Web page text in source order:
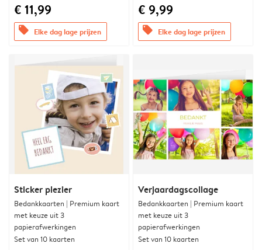
€ 11,99
offers Elke dag lage prijzen
€ 9,99
offers Elke dag lage prijzen
Sticker plezier
Bedankkaarten | Premium kaart
met keuze uit 3
papierafwerkingen
Set van 10 kaarten
Verjaardagscollage
Bedankkaarten | Premium kaart
met keuze uit 3
papierafwerkingen
Set van 10 kaarten